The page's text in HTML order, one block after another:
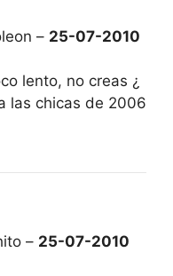
– 25-07-2010
lento, no creas ¿
las chicas de 2006
– 25-07-2010